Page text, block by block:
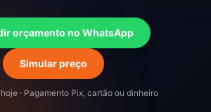
orçamento no WhatsApp
Simular preço
· Pagamento Pix, cartão ou dinheiro